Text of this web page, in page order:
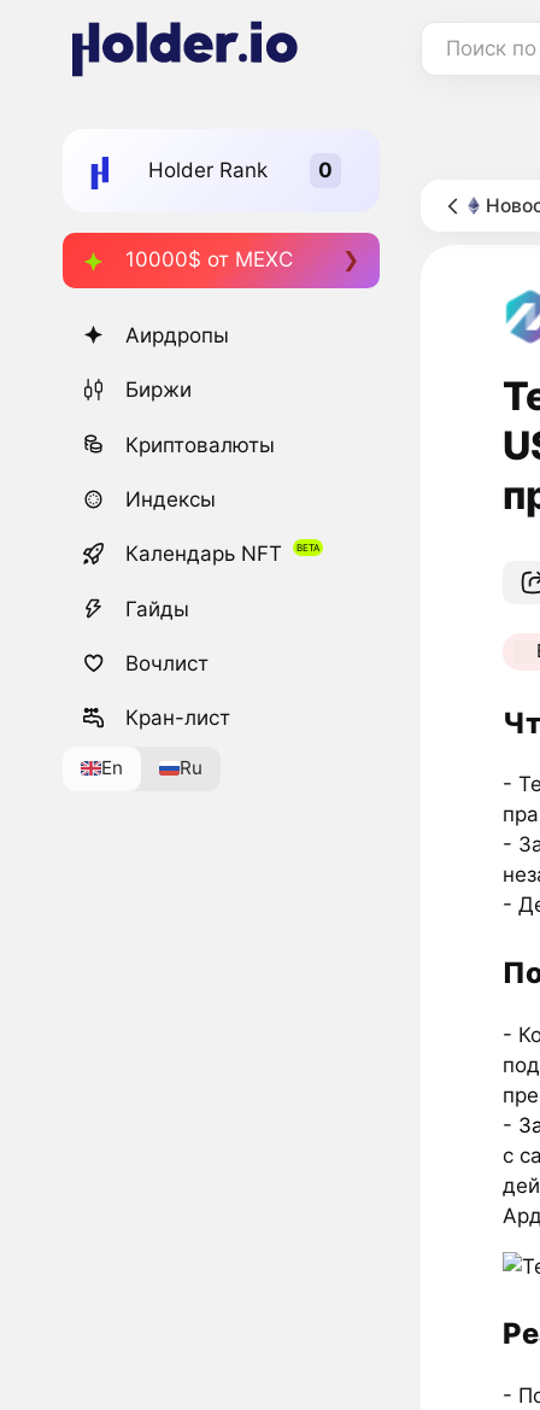
Поиск
Holder Rank
10000$ от MEXC
Аирдропы
Биржи
Криптовалюты
Индексы
Календарь NFT
Гайды
Вочлист
Кран-лист
En Ru
-
-
-
-
-
с
-